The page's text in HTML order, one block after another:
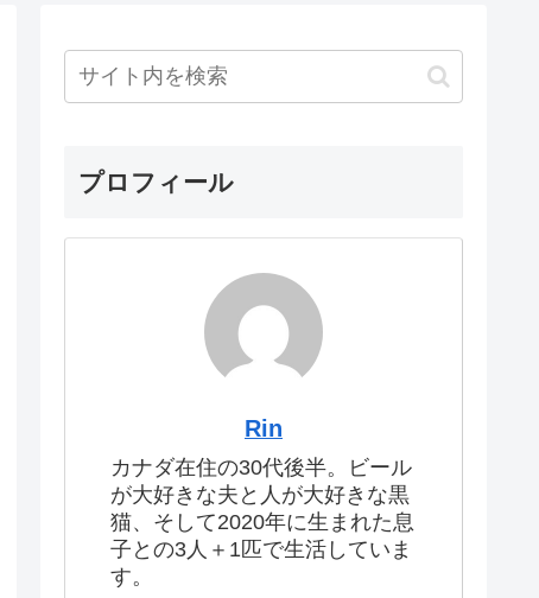
プロフィール
Rin
カナダ在住の30代後半。ビール
が大好きな夫と人が大好きな黒
猫、そして2020年に生まれた息
子との3人＋1匹で生活していま
す。